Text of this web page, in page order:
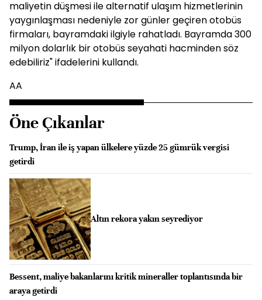
maliyetin düşmesi ile alternatif ulaşım hizmetlerinin
yaygınlaşması nedeniyle zor günler geçiren otobüs
firmaları, bayramdaki ilgiyle rahatladı. Bayramda 300
milyon dolarlık bir otobüs seyahati hacminden söz
edebiliriz" ifadelerini kullandı.
AA
Öne Çıkanlar
Trump, İran ile iş yapan ülkelere yüzde 25 gümrük vergisi
getirdi
Altın rekora yakın seyrediyor
Bessent, maliye bakanlarını kritik mineraller toplantısında bir
araya getirdi